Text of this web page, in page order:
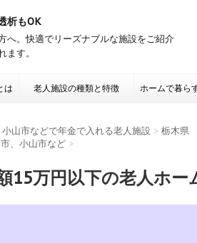
析もOK
へ。快適でリーズナブルな施設をご紹介
す。
は 老人施設の種類と特徴 ホームで暮ら
山市などで年金で入れる老人施設 > 栃木県
、小山市など >
15万円以下の老人ホー